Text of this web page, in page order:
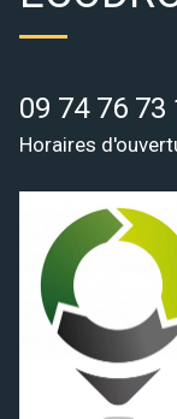
09 74 76 73
Horaires